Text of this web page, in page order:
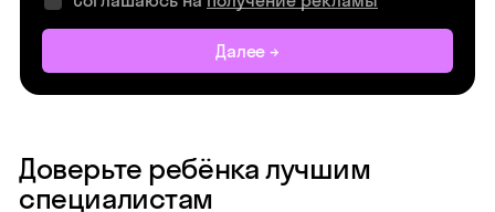
Далее →
Доверьте ребёнка лучшим
специалистам